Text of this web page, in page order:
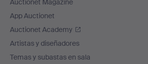
Auctionet Magazine
App Auctionet
Auctionet Academy
Artistas y diseñadores
Temas y subastas en sala